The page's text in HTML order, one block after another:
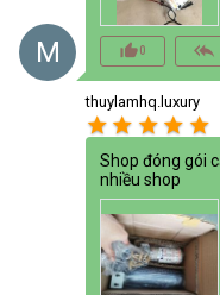
M thumb_up_alt0 reply_all
thuylamhq.luxury
star star star star star
Shop đóng gói
nhiều shop